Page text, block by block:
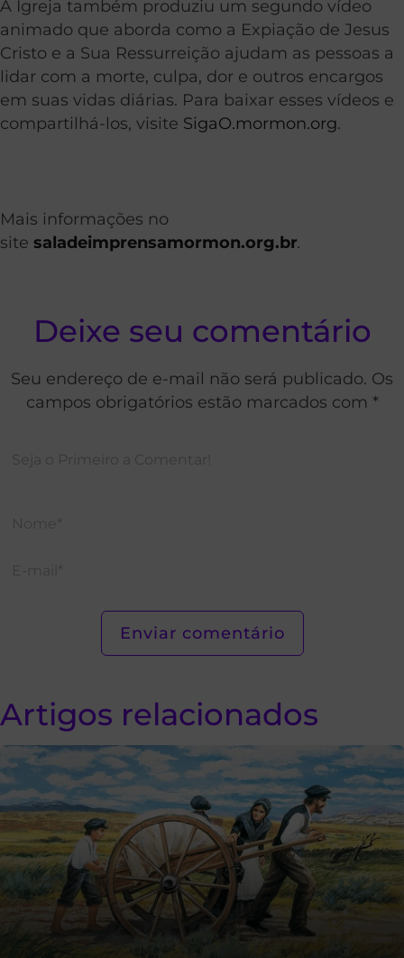
A Igreja também produziu um segundo vídeo
animado que aborda como a Expiação de Jesus
Cristo e a Sua Ressurreição ajudam as pessoas a
lidar com a morte, culpa, dor e outros encargos
em suas vidas diárias. Para baixar esses vídeos e
compartilhá-los, visite SigaO.mormon.org.
Mais informações no
site saladeimprensamormon.org.br.
Deixe seu comentário
Seu endereço de e-mail não será publicado. Os
campos obrigatórios estão marcados com *
Artigos relacionados